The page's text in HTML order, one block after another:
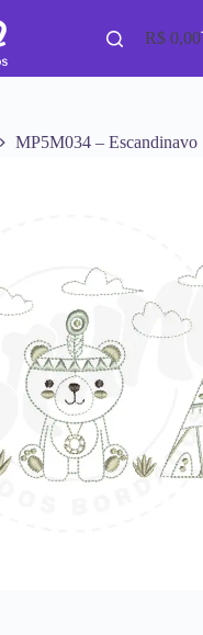
R$ 0,00
MP5M034 – Escandinavo